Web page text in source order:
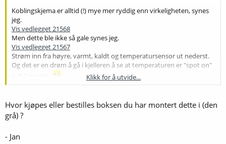
Koblingskjema er alltid (!) mye mer ryddig enn virkeligheten, synes
jeg.
Vis vedlegget 21568
Men dette ble ikke så gale synes jeg.
Vis vedlegget 21567
Strøm inn fra høyre, varmt, kaldt og temperatursensor ut nederst.
Og det er en drøm å gå i kjelleren å se at temperaturen er "spot on"
Klikk for å utvide...
Hvor kjøpes eller bestilles boksen du har montert dette i (den
grå) ?
- Jan